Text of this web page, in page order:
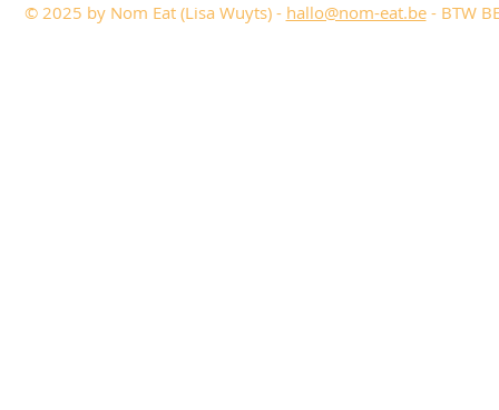
© 2025 by Nom Eat (Lisa Wuyts) - hallo@nom-eat.be- BTW